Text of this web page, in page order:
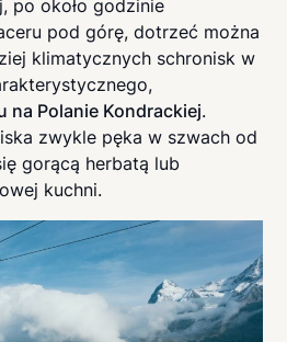
po około godzinie
pod górę, dotrzeć można
klimatycznych schronisk w
na Polanie Kondrackiej.
zwykle pęka w szwach od
gorącą herbatą lub
kuchni.